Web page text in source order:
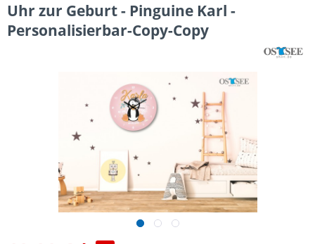
Uhr zur Geburt - Pinguine Karl -
Personalisierbar-Copy-Copy